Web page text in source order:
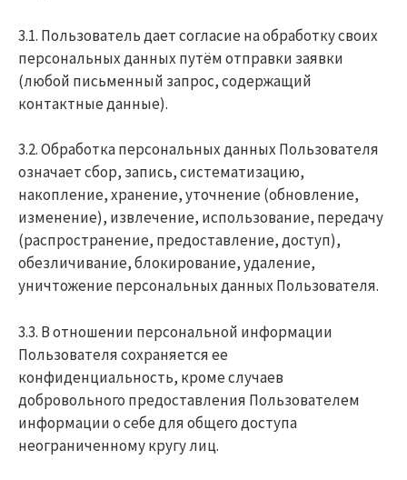
3.1. Пользователь дает согласие на обработку своих
персональных данных путём отправки заявки
(любой письменный запрос, содержащий
контактные данные).
3.2. Обработка персональных данных Пользователя
означает сбор, запись, систематизацию,
накопление, хранение, уточнение (обновление,
изменение), извлечение, использование, передачу
(распространение, предоставление, доступ),
обезличивание, блокирование, удаление,
уничтожение персональных данных Пользователя.
3.3. В отношении персональной информации
Пользователя сохраняется ее
конфиденциальность, кроме случаев
добровольного предоставления Пользователем
информации о себе для общего доступа
неограниченному кругу лиц.